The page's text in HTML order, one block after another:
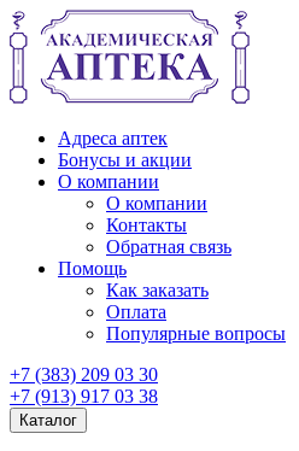
Адреса аптек
Бонусы и акции
О компании
О компании
Контакты
Обратная связь
Помощь
Как заказать
Оплата
Популярные вопросы
+7 (383) 209 03 30
+7 (913) 917 03 38
Каталог